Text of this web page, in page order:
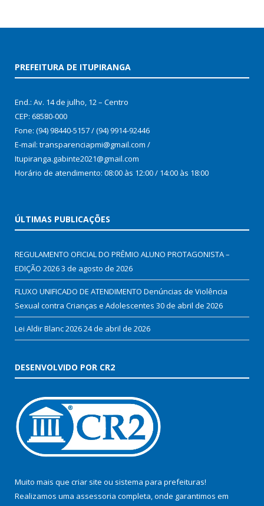
PREFEITURA DE ITUPIRANGA
End.: Av. 14 de julho, 12 – Centro
CEP: 68580-000
Fone: (94) 98440-5157 / (94) 9914-92446
E-mail: transparenciapmi@gmail.com /
Itupiranga.gabinte2021@gmail.com
Horário de atendimento: 08:00 às 12:00 / 14:00 às 18:00
ÚLTIMAS PUBLICAÇÕES
REGULAMENTO OFICIAL DO PRÊMIO ALUNO PROTAGONISTA –
EDIÇÃO 20263 de agosto de 2026
FLUXO UNIFICADO DE ATENDIMENTO Denúncias de Violência
Sexual contra Crianças e Adolescentes 30 de abril de 2026
Lei Aldir Blanc 202624 de abril de 2026
DESENVOLVIDO POR CR2
Muito mais que criar site ou sistema para prefeituras!
Realizamos uma assessoria completa, onde garantimos em